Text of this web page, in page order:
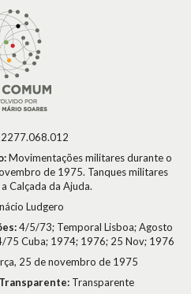
Movimentações militares durante o
de 1975. Tanques militares
Calçada da Ajuda.
Ludgero
4/5/73; Temporal Lisboa; Agosto
75 Cuba; 1974; 1976; 25 Nov; 1976
25 de novembro de 1975
Transparente